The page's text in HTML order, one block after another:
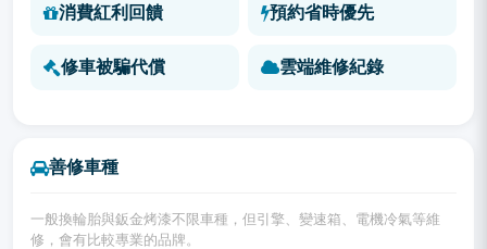
消費紅利回饋 預約省時優先
修車被騙代償 雲端維修紀錄
善修車種
一般換輪胎與鈑金烤漆不限車種，但引擎、變速箱、電機冷氣等維
修，會有比較專業的品牌。